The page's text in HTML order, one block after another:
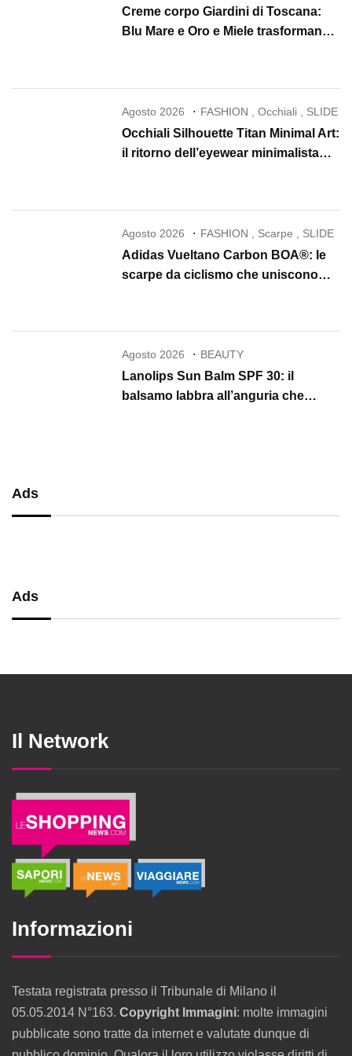
Creme corpo Giardini di Toscana:
Blu Mare e Oro e Miele trasformano
Agosto 2026 FASHION ,Occhiali SLIDE
Occhiali Silhouette Titan Minimal Art:
il ritorno dell’eyewear minimalista
Agosto 2026 FASHION Scarpe SLIDE
Adidas Vueltano Carbon BOA®: le
scarpe da ciclismo che uniscono
Agosto 2026 BEAUTY
Lanolips Sun Balm SPF 30: il
balsamo labbra all’anguria che
Ads
Ads
Il Network
Informazioni
Testata registrata presso il Tribunale di Milano il
05.05.2014 N°163. Copyright Immagini: molte immagini
pubblicate sono tratte da internet e valutate dunque di